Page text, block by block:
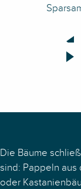
Die Bäume
sind: Pappeln aus
oder